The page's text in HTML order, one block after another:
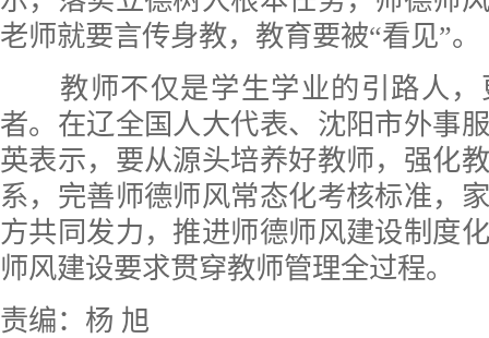
老师就要言传身教，教育要被“看见”。
教师不仅是学生学业的引路人，
者。在辽全国人大代表、沈阳市外事
英表示，要从源头培养好教师，强化
系，完善师德师风常态化考核标准，
方共同发力，推进师德师风建设制度
师风建设要求贯穿教师管理全过程。
责编：杨 旭